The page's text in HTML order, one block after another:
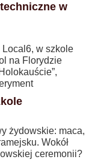
w
w szkole
na Florydzie
żydowskie: maca,
Wokół
ceremonii?